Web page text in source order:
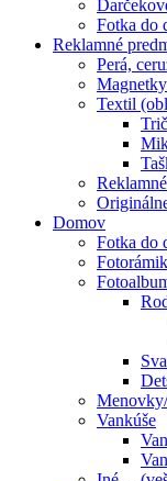
Fotka do
Reklamné
Perá,
Textil
Domov
Fotka do
Vankúše